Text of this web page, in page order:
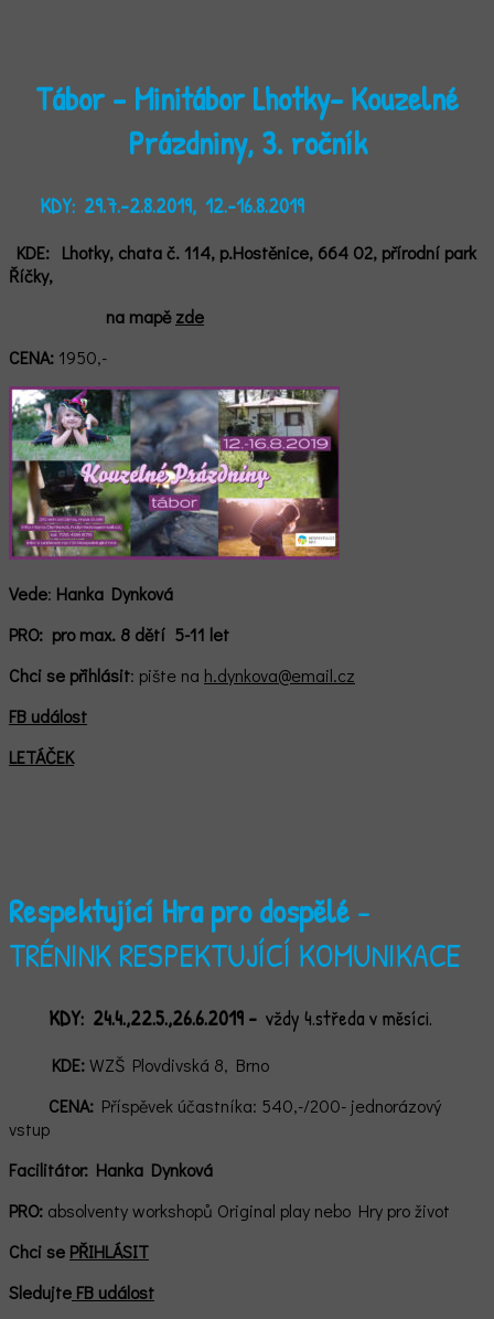
Tábor - Minitábor Lhotky- Kouzelné
Prázdniny, 3. ročník
KDY: 29.7.-2.8.2019, 12.-16.8.2019
KDE: Lhotky, chata č. 114, p.Hostěnice, 664 02, přírodní park
Říčky,
na mapězde
CENA: 1950,-
Vede: Hanka Dynková
PRO: pro max. 8 dětí 5-11 let
Chci se přihlásit: pište na h.dynkova@email.cz
FB událost
LETÁČEK
Respektující Hra pro dospělé -
TRÉNINK RESPEKTUJÍCÍ KOMUNIKACE
KDY: 24.4.,22.5.,26.6.2019 - vždy 4.středa v měsíci.
KDE:WZŠ Plovdivská 8, Brno
CENA: Příspěvek účastníka: 540,-/200- jednorázový
vstup
Facilitátor: Hanka Dynková
PRO: absolventy workshopů Original play nebo Hry pro život
Chci se PŘIHLÁSIT
Sledujte FB událost